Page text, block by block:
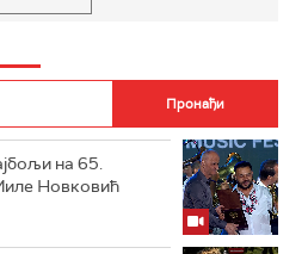
на 65.
Новковић